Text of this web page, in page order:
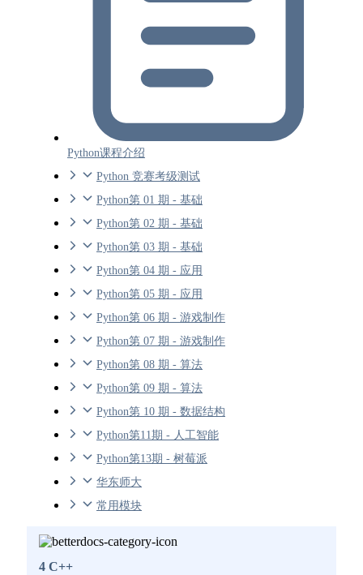
Python课程介绍
Python 竞赛考级测试
Python第 01 期 - 基础
Python第 02 期 - 基础
Python第 03 期 - 基础
Python第 04 期 - 应用
Python第 05 期 - 应用
Python第 06 期 - 游戏制作
Python第 07 期 - 游戏制作
Python第 08 期 - 算法
Python第 09 期 - 算法
Python第 10 期 - 数据结构
Python第11期 - 人工智能
Python第13期 - 树莓派
华东师大
常用模块
4 C++